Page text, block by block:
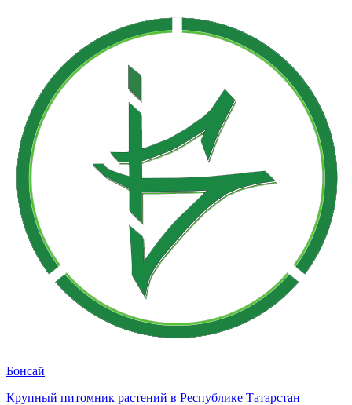
Бонсай
Крупный питомник растений в Республике Татарстан